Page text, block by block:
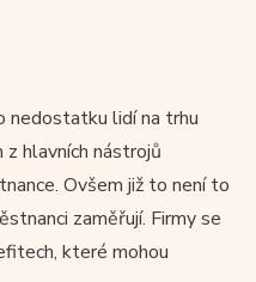
nedostatku lidí na trhu
z hlavních nástrojů
Ovšem již to není to
zaměřují. Firmy se
které mohou